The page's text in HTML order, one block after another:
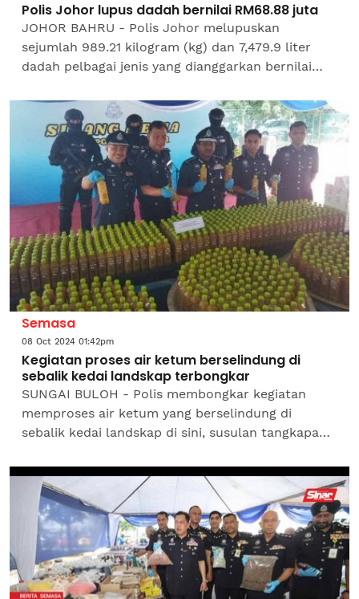
Polis Johor lupus dadah bernilai RM68.88 juta
JOHOR BAHRU - Polis Johor melupuskan
sejumlah 989.21 kilogram (kg) dan 7,479.9 liter
dadah pelbagai jenis yang dianggarkan bernilai
Datuk M Kumar berkata,...
Semasa
08 Oct 2024 01:42pm
Kegiatan proses air ketum berselindung di
sebalik kedai landskap terbongkar
SUNGAI BULOH - Polis membongkar kegiatan
memproses air ketum yang berselindung di
sebalik kedai landskap di sini, susulan tangkapan
Datuk Hussein Omar...